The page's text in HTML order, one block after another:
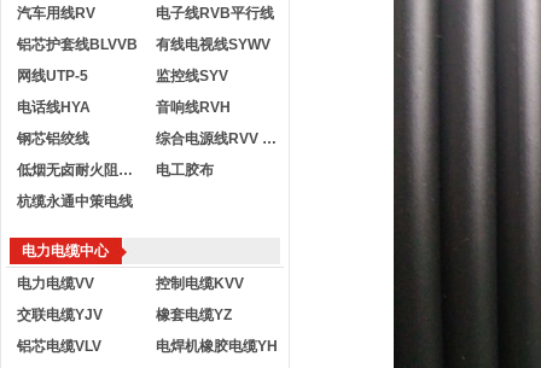
汽车用线RV
电子线RVB平行线
铝芯护套线BLVVB
有线电视线SYWV
网线UTP-5
监控线SYV
电话线HYA
音响线RVH
钢芯铝绞线
综合电源线RVV KVVR
低烟无卤耐火阻燃电线
电工胶布
杭缆永通中策电线
电力电缆中心
电力电缆VV
控制电缆KVV
交联电缆YJV
橡套电缆YZ
铝芯电缆VLV
电焊机橡胶电缆YH